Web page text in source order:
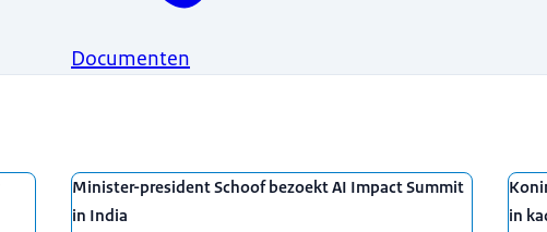
Documenten
Minister-president Schoof bezoekt AI Impact Summit
in India
in